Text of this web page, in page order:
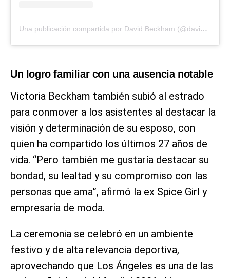
Una publicación compartida por David Beckham (@davidbeckham)
Un logro familiar con una ausencia notable
Victoria Beckham también subió al estrado
para conmover a los asistentes al destacar la
visión y determinación de su esposo, con
quien ha compartido los últimos 27 años de
vida. “Pero también me gustaría destacar su
bondad, su lealtad y su compromiso con las
personas que ama”, afirmó la ex Spice Girl y
empresaria de moda.
La ceremonia se celebró en un ambiente
festivo y de alta relevancia deportiva,
aprovechando que Los Ángeles es una de las